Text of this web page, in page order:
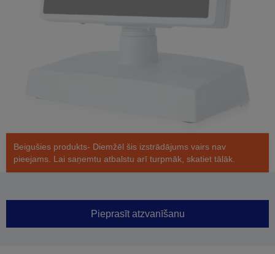
Beigušies produkts- Diemžēl šis izstrādājums vairs nav
pieejams. Lai saņemtu atbalstu arī turpmāk, skatiet tālāk.
Pieprasīt atzvanīšanu